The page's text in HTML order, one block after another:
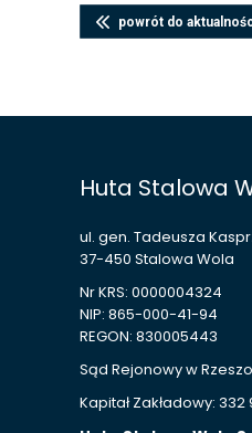
powrót do
Huta Stalowa
ul. gen. Tadeusza
37-450 Stalowa Wola
Nr KRS: 0000004324
NIP: 865-000-41-94
REGON: 830005443
Sąd Rejonowy w
Kapitał Zakładowy: 332